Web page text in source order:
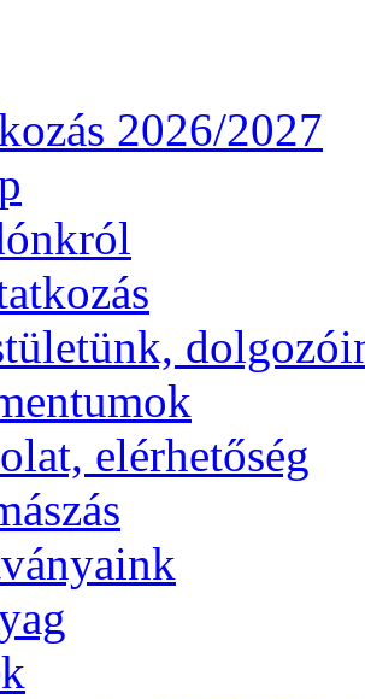
2026/2027
elérhetőség